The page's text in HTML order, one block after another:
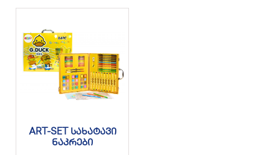
ART-SET სახატავი
ნაკრები